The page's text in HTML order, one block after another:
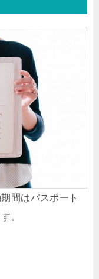
間はパスポート
。